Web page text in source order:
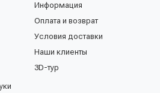
Информация
Оплата и возврат
Условия доставки
Наши клиенты
3D-тур